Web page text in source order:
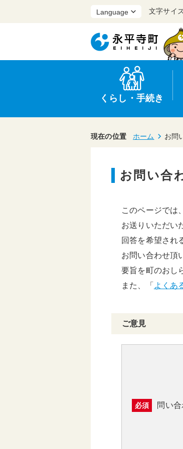
くらし・手続き
上水道・下水道
申請書・証明書
防災
医療
保育・子育て
農業・林業・漁業
行政
広報
頑張る地方応援
グラム
文字サイ
現在の位置 ホーム お問
お問い合
このページでは
お送りいただい
回答を希望され
お問い合わせ頂
要旨を町のおし
また、「 よくあ
ご意見
必須 問い